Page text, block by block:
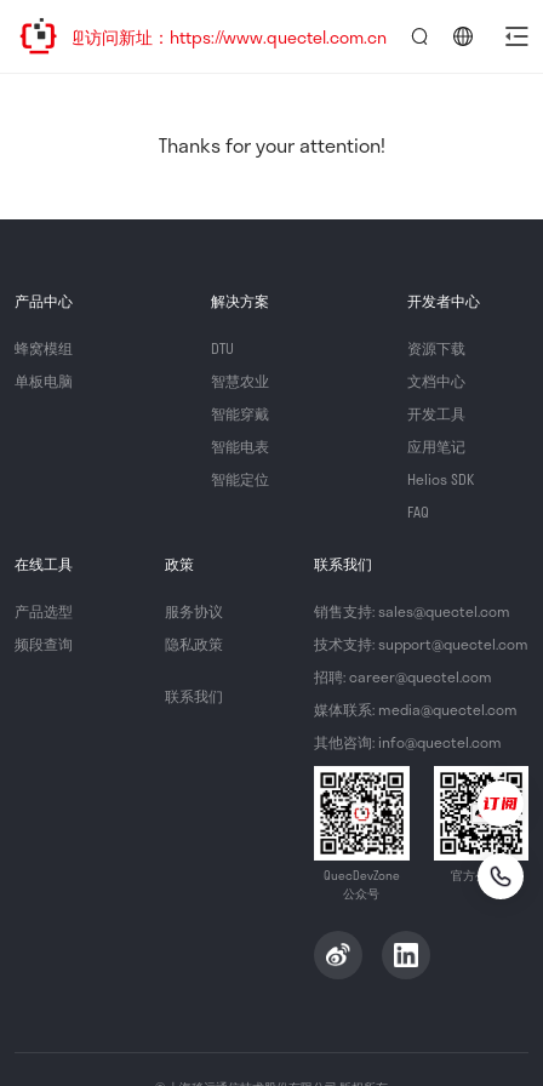
移，欢迎访问新址：https://www.quectel.com.cn
Thanks for your attention!
产品中心
蜂窝模组
单板电脑
解决方案
DTU
智慧农业
智能穿戴
智能电表
智能定位
开发者中心
资源下载
文档中心
开发工具
应用笔记
Helios SDK
FAQ
在线工具
产品选型
频段查询
政策
服务协议
隐私政策
联系我们
联系我们
销售支持: sales@quectel.com
技术支持: support@quectel.com
招聘: career@quectel.com
媒体联系: media@quectel.com
其他咨询: info@quectel.com
QuecDevZone
公众号
官方公众号